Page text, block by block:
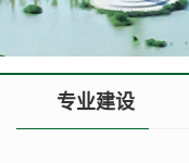
专业建设